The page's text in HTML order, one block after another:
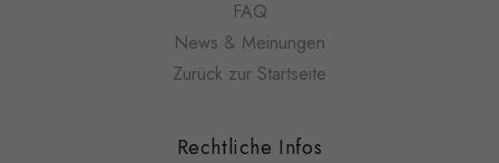
FAQ
News & Meinungen
Zurück zur Startseite
Rechtliche Infos